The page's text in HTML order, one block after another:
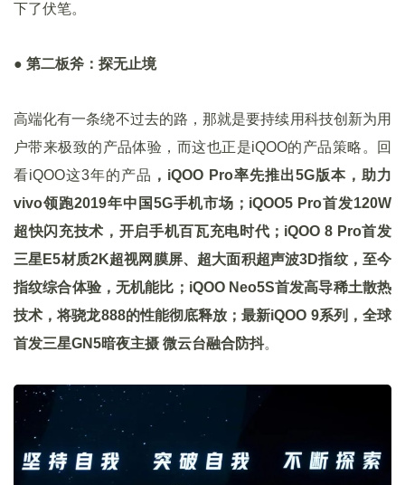
下了伏笔。
● 第二板斧：探无止境
高端化有一条绕不过去的路，那就是要持续用科技创新为用
户带来极致的产品体验，而这也正是iQOO的产品策略。回
看iQOO这3年的产品 ，iQOO Pro率先推出5G版本，助力
vivo领跑2019年中国5G手机市场；iQOO5 Pro首发120W
超快闪充技术，开启手机百瓦充电时代；iQOO 8 Pro首发
三星E5材质2K超视网膜屏、超大面积超声波3D指纹，至今
指纹综合体验，无机能比；iQOO Neo5S首发高导稀土散热
技术，将骁龙888的性能彻底释放；最新iQOO 9系列，全球
首发三星GN5暗夜主摄 微云台融合防抖。